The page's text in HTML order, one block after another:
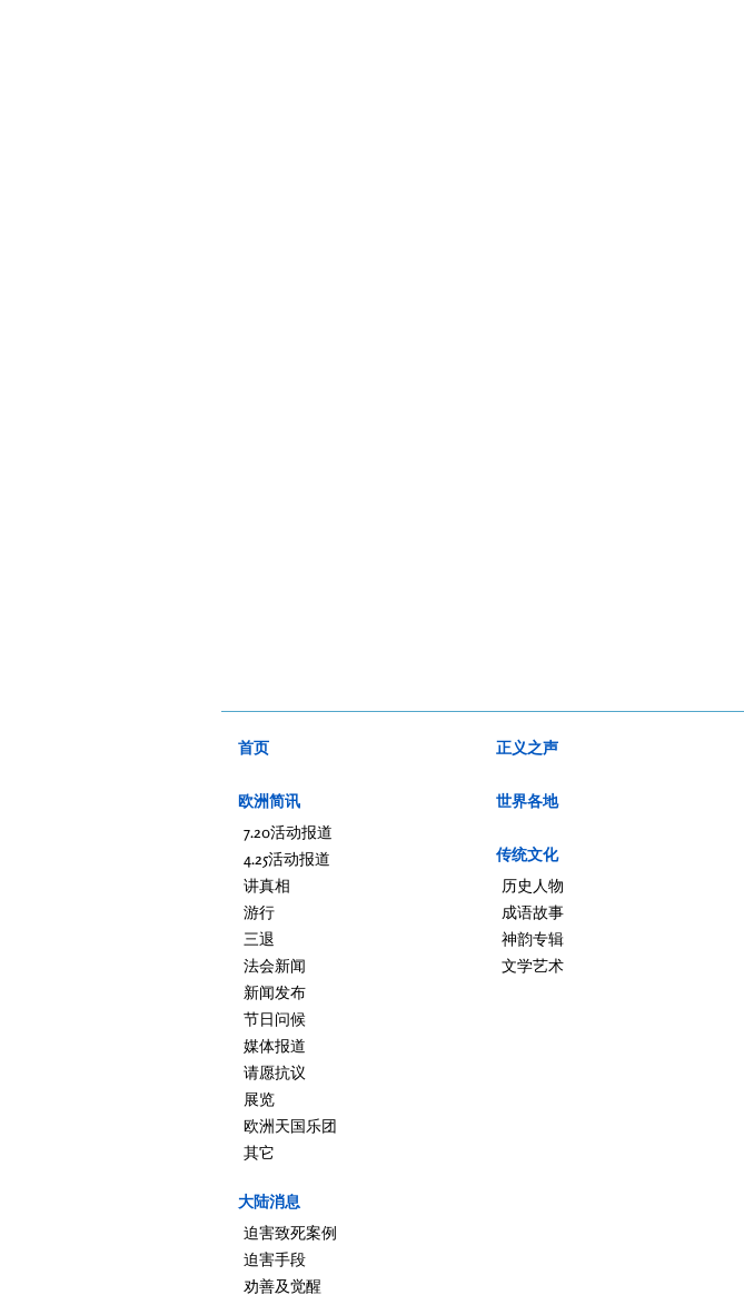
首页
欧洲简讯
7.20活动报道
4.25活动报道
讲真相
游行
三退
法会新闻
新闻发布
节日问候
媒体报道
请愿抗议
展览
欧洲天国乐团
其它
大陆消息
迫害致死案例
迫害手段
劝善及觉醒
正义之声
世界各地
传统文化
历史人物
成语故事
神韵专辑
文学艺术